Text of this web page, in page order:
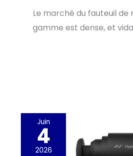
Le marché du fauteuil de
gamme est dense, et
Juin
4
2026